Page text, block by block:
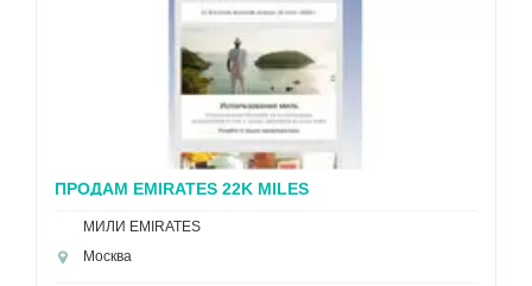
ПРОДАМ EMIRATES 22K MILES
МИЛИ EMIRATES
Москва